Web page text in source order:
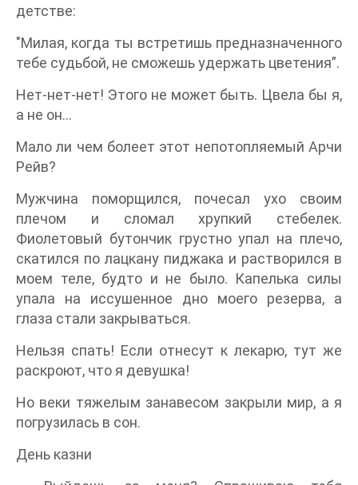
детстве:
"Милая, когда ты встретишь предназначенного
тебе судьбой, не сможешь удержать цветения”.
Нет-нет-нет! Этого не может быть. Цвела бы я,
а не он…
Мало ли чем болеет этот непотопляемый Арчи
Рейв?
Мужчина поморщился, почесал ухо своим
плечом и сломал хрупкий стебелек.
Фиолетовый бутончик грустно упал на плечо,
скатился по лацкану пиджака и растворился в
моем теле, будто и не было. Капелька силы
упала на иссушенное дно моего резерва, а
глаза стали закрываться.
Нельзя спать! Если отнесут к лекарю, тут же
раскроют, что я девушка!
Но веки тяжелым занавесом закрыли мир, а я
погрузилась в сон.
День казни